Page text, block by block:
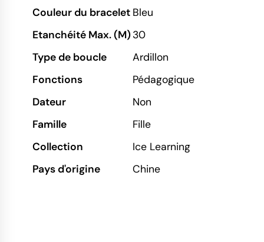
Couleur du bracelet Bleu
Etanchéité Max. (M)30
Type de boucle
Ardillon
Fonctions
Pédagogique
Dateur
Non
Famille
Fille
Collection
Ice Learning
Pays d'origine
Chine